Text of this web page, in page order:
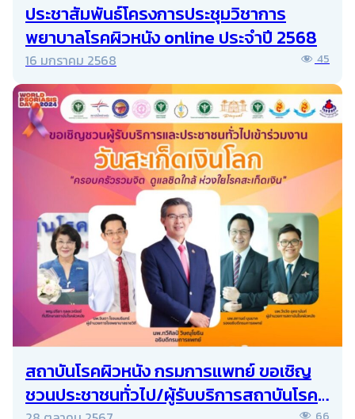
ประชาสัมพันธ์โครงการประชุมวิชาการ
พยาบาลโรคผิวหนัง online ประจำปี 2568
16 มกราคม 2568 45
สถาบันโรคผิวหนัง กรมการแพทย์ ขอเชิญ
ชวนประชาชนทั่วไป/ผู้รับบริการสถาบันโรค